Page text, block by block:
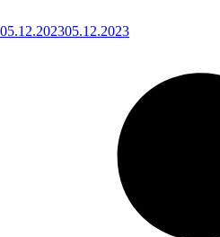
05.12.202305.12.2023